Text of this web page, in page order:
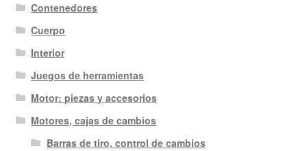
Contenedores
Cuerpo
Interior
Juegos de herramientas
Motor: piezas y accesorios
Motores, cajas de cambios
Barras de tiro, control de cambios